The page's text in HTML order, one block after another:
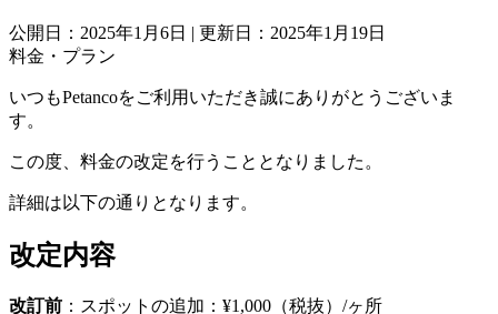
公開日：2025年1月6日 | 更新日：2025年1月19日
料金・プラン
いつもPetancoをご利用いただき誠にありがとうございま
す。
この度、料金の改定を行うこととなりました。
詳細は以下の通りとなります。
改定内容
改訂前 ：スポットの追加：¥1,000（税抜）/ヶ所